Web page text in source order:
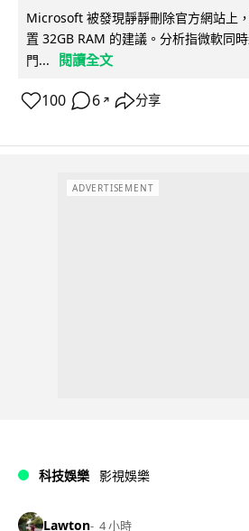
Microsoft 被發現靜靜刪除官方網站上
置 32GB RAM 的建議。分析指微軟同
門...
閱讀全文
100 6 ↗ 分享
ADVERTISEMENT
科技娛樂 影視娛樂
Lawton 4 小時